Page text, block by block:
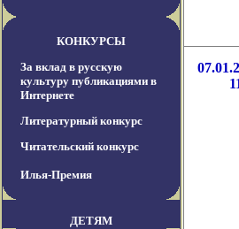
КОНКУРСЫ
За вклад в русскую
культуру публикациями в
Интернете
Литературный конкурс
Читательский конкурс
Илья-Премия
ДЕТЯМ